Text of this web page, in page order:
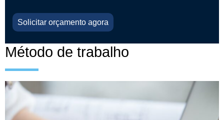
Solicitar orçamento agora
Método de trabalho